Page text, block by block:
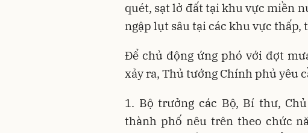
quét, sạt lở đất tại khu vực miền
ngập lụt sâu tại các khu vực thấp,
Để chủ động ứng phó với đợt
xảy ra, Thủ tướng Chính phủ yêu
1. Bộ trưởng các Bộ, Bí thư,
thành phố nêu trên theo chức